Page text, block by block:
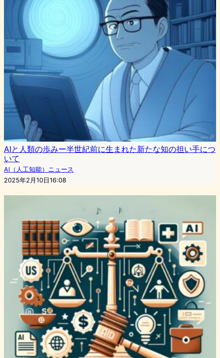
AIと人類の歩みー半世紀前に生まれた新たな知の担い手につ
いて
AI（人工知能）ニュース
2025年2月10日16:08